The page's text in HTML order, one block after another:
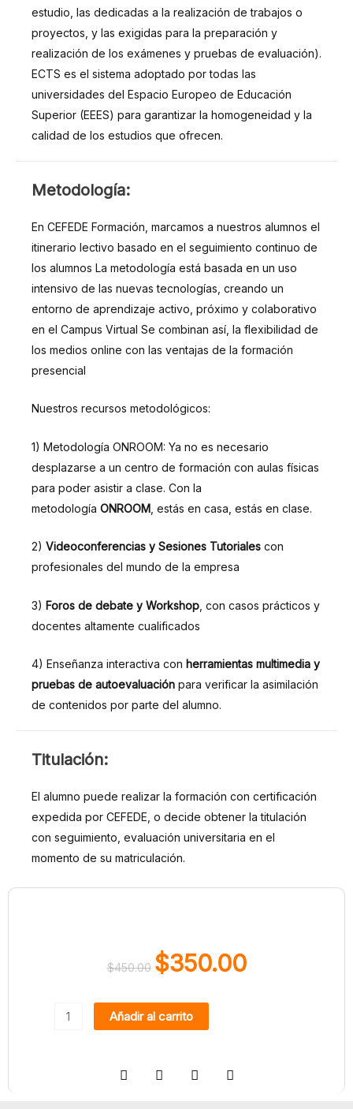
estudio, las dedicadas a la realización de trabajos o
proyectos, y las exigidas para la preparación y
realización de los exámenes y pruebas de evaluación).
ECTS es el sistema adoptado por todas las
universidades del Espacio Europeo de Educación
Superior (EEES) para garantizar la homogeneidad y la
calidad de los estudios que ofrecen.
Metodología:
En CEFEDE Formación, marcamos a nuestros alumnos el
itinerario lectivo basado en el seguimiento continuo de
los alumnos La metodología está basada en un uso
intensivo de las nuevas tecnologías, creando un
entorno de aprendizaje activo, próximo y colaborativo
en el Campus Virtual Se combinan así, la flexibilidad de
los medios online con las ventajas de la formación
presencial
Nuestros recursos metodológicos:
1) Metodología ONROOM: Ya no es necesario
desplazarse a un centro de formación con aulas físicas
para poder asistir a clase. Con la
metodología ONROOM , estás en casa, estás en clase.
2) Videoconferencias y Sesiones Tutoriales con
profesionales del mundo de la empresa
3) Foros de debate y Workshop , con casos prácticos y
docentes altamente cualificados
4) Enseñanza interactiva con herramientas multimedia y
pruebas de autoevaluación para verificar la asimilación
de contenidos por parte del alumno.
Titulación:
El alumno puede realizar la formación con certificación
expedida por CEFEDE, o decide obtener la titulación
con seguimiento, evaluación universitaria en el
momento de su matriculación.
$450.00
El
original
$350.00
Añadir al carrito